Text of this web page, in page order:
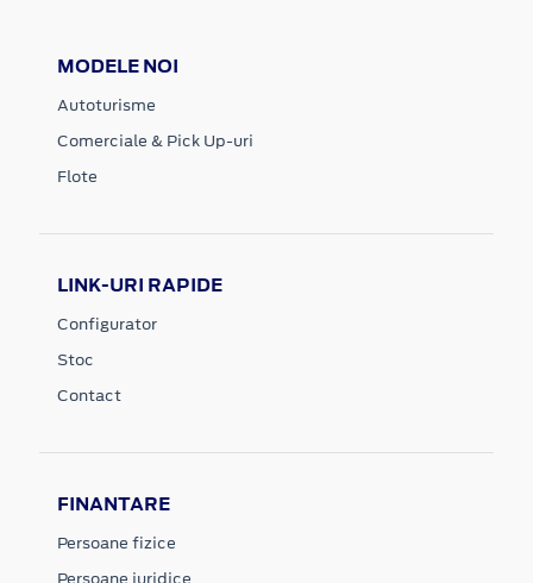
MODELE NOI
Autoturisme
Comerciale & Pick Up-uri
Flote
LINK-URI RAPIDE
Configurator
Stoc
Contact
FINANTARE
Persoane fizice